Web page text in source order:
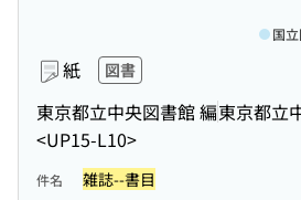
紙 図書
東京都立中央図書館 編東京都立
<UP15-L10>
国
件名 雑誌--書目